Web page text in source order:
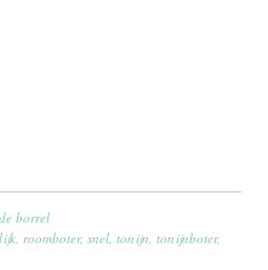
borrel
,roomboter,snel,tonijn,tonijnboter,